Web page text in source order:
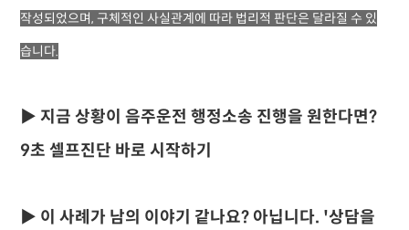
작성되었으며, 구체적인 사실관계에 따라 법리적 판단은 달라질 수 있
습니다.
▶ 지금 상황이 음주운전 행정소송 진행을 원한다면?
9초 셀프진단 바로 시작하기
▶ 이 사례가 남의 이야기 같나요? 아닙니다. '상담을